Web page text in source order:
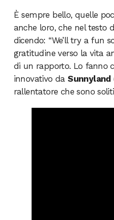
È sempre bello, quelle
anche loro, che nel testo
dicendo: “We’ll try a fun
gratitudine verso la vita
di un rapporto. Lo fanno
innovativo daSunnyland
rallentatore che sono